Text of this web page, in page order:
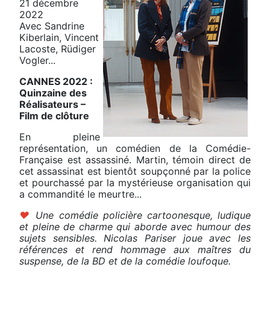
21 décembre
2022
Avec Sandrine
Kiberlain, Vincent
Lacoste, Rüdiger
Vogler...
CANNES 2022 :
Quinzaine des
Réalisateurs –
Film de clôture
En pleine
représentation, un comédien de la Comédie-
Française est assassiné. Martin, témoin direct de
cet assassinat est bientôt soupçonné par la police
et pourchassé par la mystérieuse organisation qui
a commandité le meurtre...
♥ Une comédie policière cartoonesque, ludique
et pleine de charme qui aborde avec humour des
sujets sensibles. Nicolas Pariser joue avec les
références et rend hommage aux maîtres du
suspense, de la BD et de la comédie loufoque.